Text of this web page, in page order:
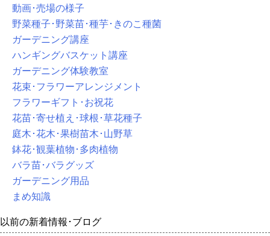
動画･売場の様子
野菜種子･野菜苗･種芋･きのこ種菌
ガーデニング講座
ハンギングバスケット講座
ガーデニング体験教室
花束･フラワーアレンジメント
フラワーギフト･お祝花
花苗･寄せ植え･球根･草花種子
庭木･花木･果樹苗木･山野草
鉢花･観葉植物･多肉植物
バラ苗･バラグッズ
ガーデニング用品
まめ知識
以前の新着情報･ブログ